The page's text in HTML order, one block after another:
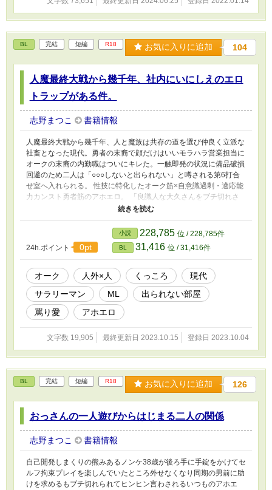
BL 完結 短編 R18 お気に入りに追加 104
人魔最終大戦から幾千年、社内にいにしえのエロ
トラップがある件。
志野まつこ 書籍情報
人魔最終大戦から幾千年、人と魔族は共存の道を選び仲良く立派な
社畜となった現代。勇者の末裔で顔だけはいいモラハラ営業担当に
オークの末裔の内勤職はついにキレた。一触即発の状況に備品破損
回避のため二人は「○○○しないと出られない」と噂される第6打合
せ室へ入れられる。 性技に特化したオーク筋×自意識過剰・適応能
力カンスト勇者筋のアホエロ。 「良識人な大久さんをブチ切れさ
せるなんて優士屋どんだけだよ」なプチクズが耐性スキルで抗いな
す。「社畜になったオークと勇者。」より改題。
24h.ポイント 0pt
小説 228,785 位 / 228,785件
BL 31,416 位 / 31,416件
オーク 人外×人 くっころ
現代
サラリーマン
ML
出られない部屋
罵り愛
アホエロ
文字数 19,905 最終更新日 2023.10.15 登録日 2023.10.04
BL 完結 短編 R18 お気に入りに追加 126
おっさんの一人遊びからはじまる二人の関係
志野まつこ 書籍情報
自己開発しまくりの熊みあるノンケ38歳が後ろ手に手錠をかけてセ
ルフ拘束プレイを楽しんでいたところ外せなくなり同期の男前に助
けを求めるもブチ切れられてヒンヒン言わされるいつものアホエ